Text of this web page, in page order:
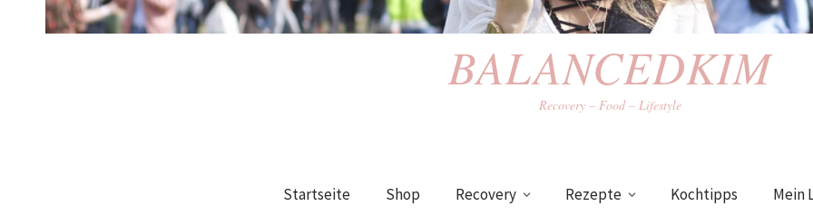
BALANCEDKIM
Recovery – Food – Lifestyle
Startseite Shop Recovery Rezepte Kochtipps Mein